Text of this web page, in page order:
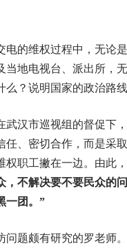
电的维权过程中，无论
地电视台、派出所，
？说明国家的政治路
武汉市巡视组的督促下
任、密切合作，而是采
职工撇在一边。由此
，不解决要不要民众的
一团。”
问题颇有研究的罗老师